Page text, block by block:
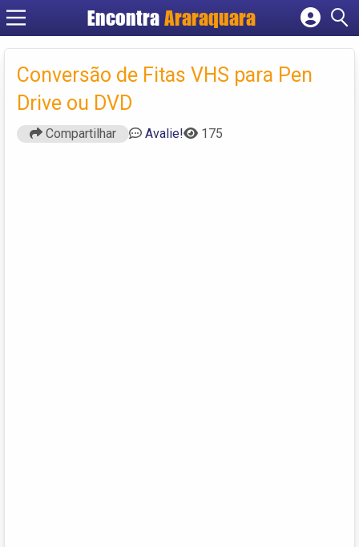
EncontraAraraquara
Cadastrar empresa
Criar conta
Conversão de Fitas VHS para Pen
Drive ou DVD
Compartilhar Avalie! 175